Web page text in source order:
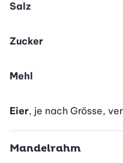
Salz
Zucker
Mehl
Eier, je nach Grösse,
Mandelrahm